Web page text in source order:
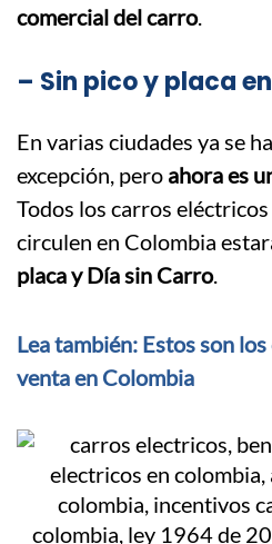
comercial del carro.
– Sin pico y placa
En varias ciudades ya se
excepción, pero ahora es
Todos los carros
circulen en Colombia
placa y Día sin Carro.
Lea también: Estos son
venta en Colombia